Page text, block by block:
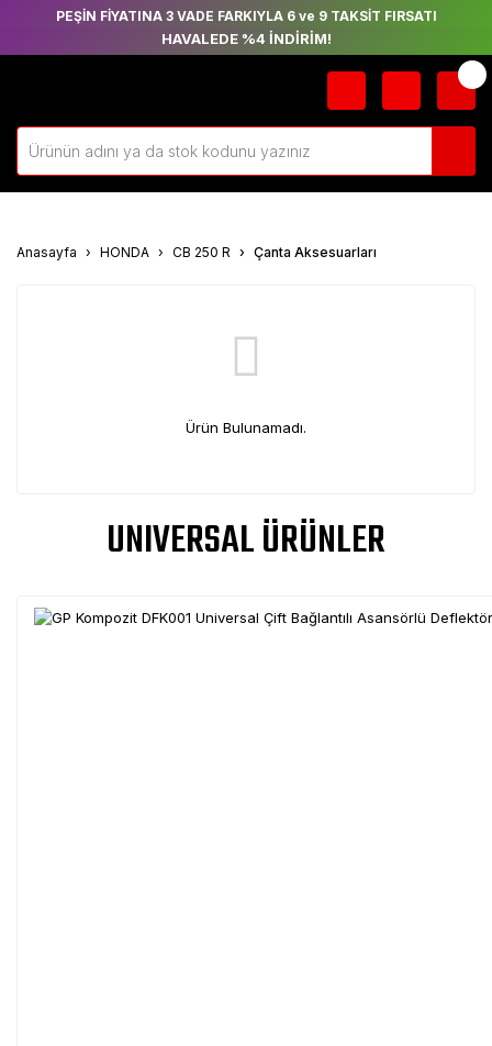
PEŞİN FİYATINA 3 VADE FARKIYLA 6 ve 9 TAKSİT FIRSATI
HAVALEDE %4 İNDİRİM!
Anasayfa HONDA CB 250 R Çanta Aksesuarları
Ürün Bulunamadı.
UNIVERSAL ÜRÜNLER